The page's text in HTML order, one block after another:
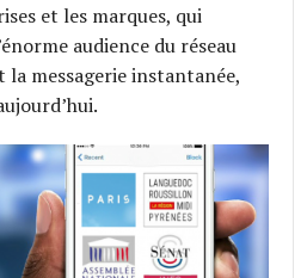
et les marques, qui
audience du réseau
messagerie instantanée,